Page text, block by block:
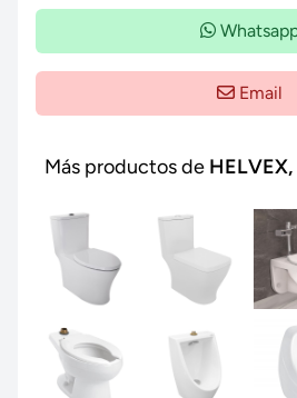
Email
Más productos de